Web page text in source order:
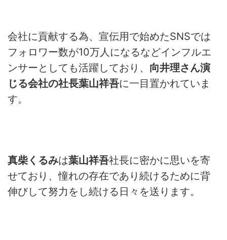
会社に貢献する為、宣伝用で始めたSNSでは
フォロワー数が10万人になるなどインフルエ
ンサーとしても活躍しており、 向井理さん演
じる会社の社長葉山祥吾に一目置かれていま
す。
真柴くるみは葉山祥吾社長に密かに思いを寄
せており、憧れの存在であり続けるために背
伸びして努力をし続ける日々を送ります。